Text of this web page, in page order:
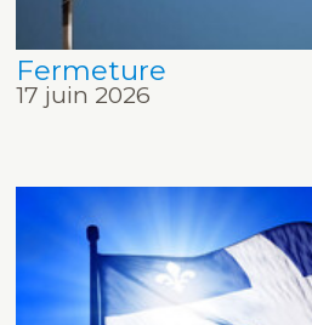
Fermeture
17 juin 2026